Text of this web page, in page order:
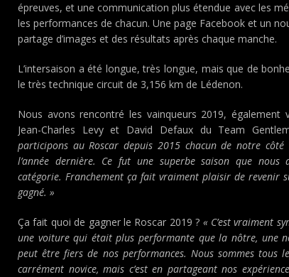
épreuves, et une communication plus étendue avec les
les performances de chacun. Une page Facebook et un
partage d’images et des résultats après chaque manche.
L’intersaison a été longue, très longue, mais que de
le très technique circuit de 3,156 km de Lédenon.
Nous avons rencontré les vainqueurs 2019, également
Jean-Charles Levy et David Defaux du Team
participons au Roscar depuis 2015 chacun de notre
l’année dernière. Ce fut une superbe saison que nous
catégorie. Franchement ça fait vraiment plaisir de revenir
gagné. »
Ça fait quoi de gagner le Roscar 2019 ? « C’est vraiment
une voiture qui était plus performante que la nôtre, une
peut être fiers de nos performances. Nous sommes tous
carrément novice, mais c’est en partageant nos